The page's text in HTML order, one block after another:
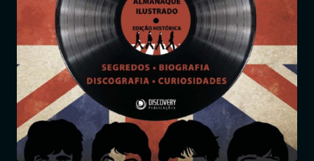
Jornais
Notícias
Entrar